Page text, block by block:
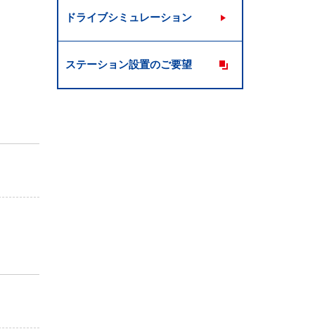
ドライブシミュレーション
ステーション設置のご要望